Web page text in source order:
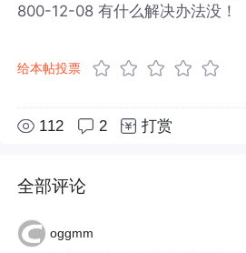
800-12-08 有什么解决办法没！
给本帖投票
112 2 打赏
全部评论
oggmm